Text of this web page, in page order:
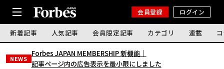
会員登録 ログイン
新着記事 人気記事 会員限定記事 カテゴリ 連載
NEWS
Forbes JAPAN MEMBERSHIP 新機能｜
記事ページ内の広告表示を最小限にしました